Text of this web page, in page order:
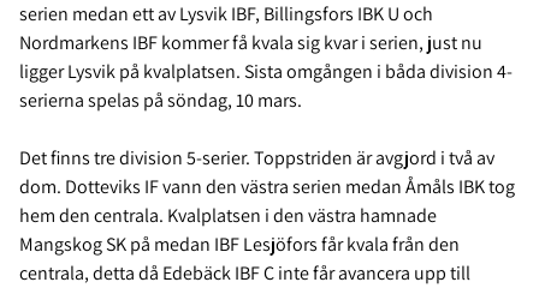
serien medan ett av Lysvik IBF, Billingsfors IBK U och
Nordmarkens IBF kommer få kvala sig kvar i serien, just nu
ligger Lysvik på kvalplatsen. Sista omgången i båda division 4-
serierna spelas på söndag, 10 mars.
Det finns tre division 5-serier. Toppstriden är avgjord i två av
dom. Dotteviks IF vann den västra serien medan Åmåls IBK tog
hem den centrala. Kvalplatsen i den västra hamnade
Mangskog SK på medan IBF Lesjöfors får kvala från den
centrala, detta då Edebäck IBF C inte får avancera upp till